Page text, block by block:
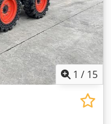
1 / 15